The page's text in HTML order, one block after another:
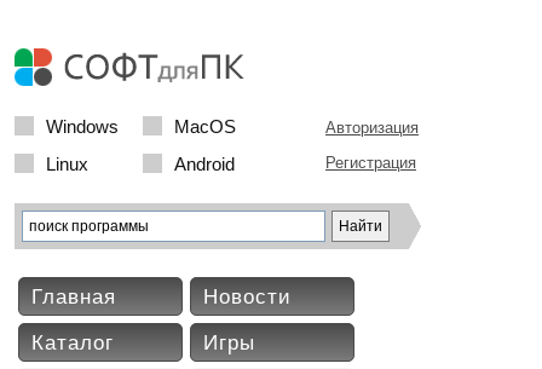
Windows
MacOS
Linux
Android
Авторизация
Регистрация
Главная
Новости
Каталог
Игры